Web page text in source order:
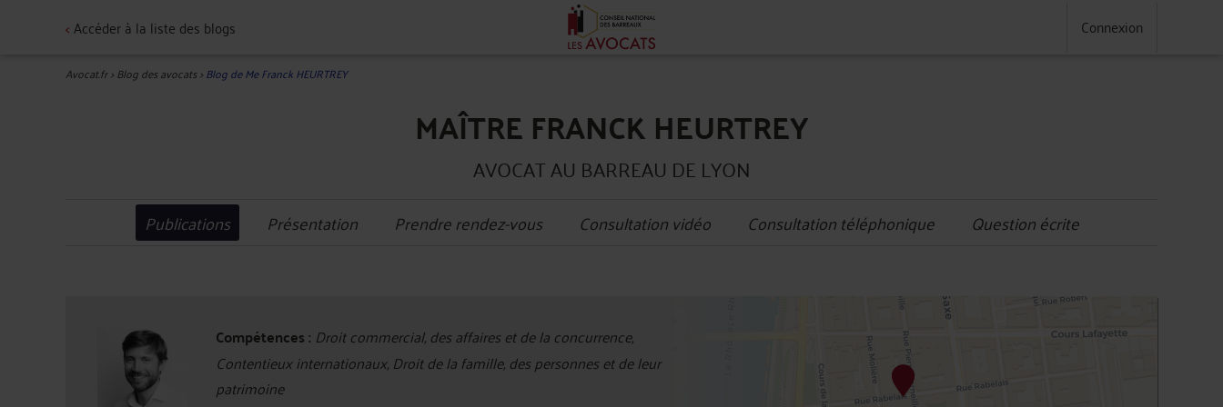
<Accéder à la liste des blogs Connexion
Avocat.fr>Blog des avocats>Blog de Me Franck HEURTREY
MAÎTRE FRANCK HEURTREY
AVOCAT AU BARREAU DE LYON
Publications Présentation Prendre rendez-vous Consultation vidéo Consultation téléphonique Question écrite
Compétences : Droit commercial, des affaires et de la concurrence,
Contentieux internationaux, Droit de la famille, des personnes et de leur
patrimoine